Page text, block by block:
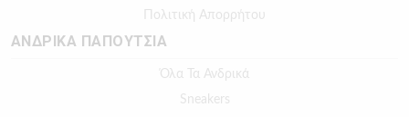
Πολιτική Απορρήτου
ΑΝΔΡΙΚΑ ΠΑΠΟΥΤΣΙΑ
Όλα Τα Ανδρικά
Sneakers